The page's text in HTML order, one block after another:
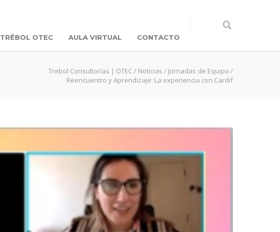
TRÉBOL OTEC AULA VIRTUAL CONTACTO
Trebol Consultorías | OTEC/ Noticias / Jornadas de Equipo /
Reencuentro y Aprendizaje: La experiencia con Cardif